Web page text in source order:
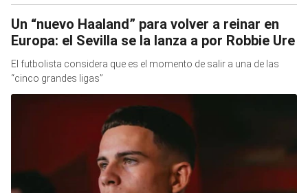
Un “nuevo Haaland” para volver a reinar en
Europa: el Sevilla se la lanza a por Robbie Ure
El futbolista considera que es el momento de salir a una de las
“cinco grandes ligas”